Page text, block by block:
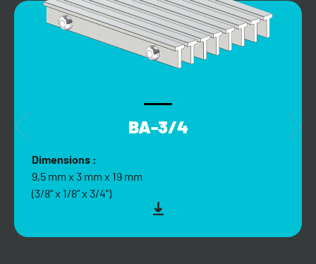
BA-3/4
Dimensions :
9,5 mm x 3 mm x 19 mm
(3/8” x 1/8” x 3/4”)